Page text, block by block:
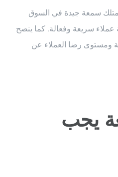
سمعة جيدة في السوق
عملاء سريعة وفعالة. كما ينصح
ومستوى رضا العملاء عن
يجب